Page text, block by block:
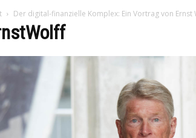
Der digital-finanzielle Komplex: Ein Vortrag von Ernst